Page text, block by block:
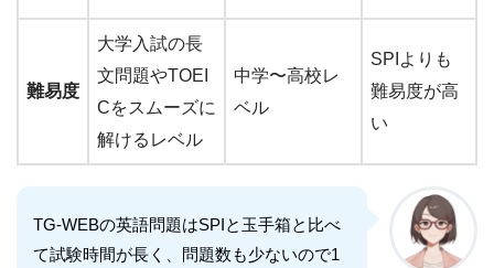
難易度
大学入試の長
文問題やTOEI
Cをスムーズに
解けるレベル
中学〜高校レ
ベル
SPIよりも
難易度が高
い
TG-WEBの英語問題はSPIと玉手箱と比べ
て試験時間が長く、問題数も少ないので1